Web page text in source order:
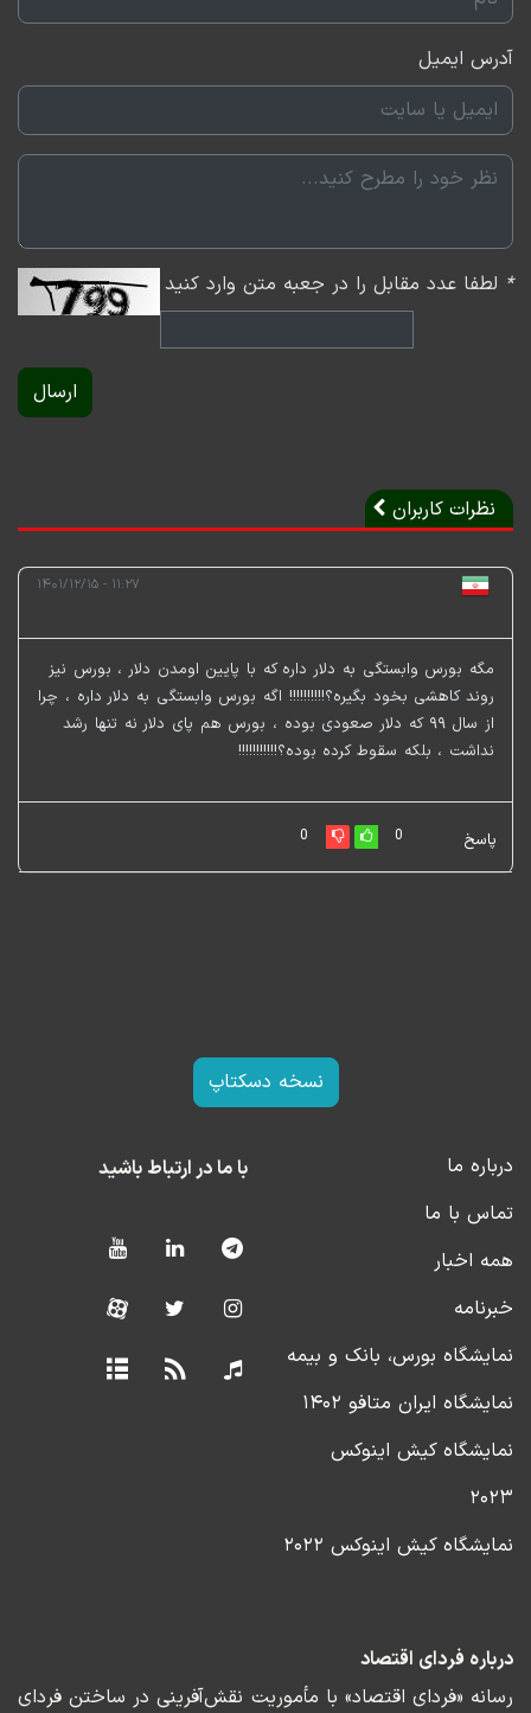
تهران و چشم‌انداز آن در ۱۴۰۲ پرداختیم.
آدرس ایمیل
* لطفا عدد مقابل را در جعبه متن وارد کنید
ارسال
نظرات کاربران
۱۱:۲۷ - ۱۴۰۱/۱۲/۱۵
مگه بورس وابستگی به دلار داره که با پایین اومدن دلار ، بورس نیز
روند کاهشی بخود بگیره؟!!!!!!!!!! اگه بورس وابستگی به دلار داره ، چرا
از سال ۹۹ که دلار صعودی بوده ، بورس هم پای دلار نه تنها رشد
نداشت ، بلکه سقوط کرده بوده؟!!!!!!!!!!!
پاسخ 0
0
نسخه دسکتاپ
درباره ما
تماس با ما
همه اخبار
خبرنامه
نمایشگاه بورس، بانک و بیمه
نمایشگاه ایران متافو ۱۴۰۲
نمایشگاه کیش اینوکس
۲۰۲۳
نمایشگاه کیش اینوکس ۲۰۲۲
با ما در ارتباط باشید
درباره فردای اقتصاد
رسانه «فردای اقتصاد» با مأموریت نقش‌آفرینی در ساختن فردای